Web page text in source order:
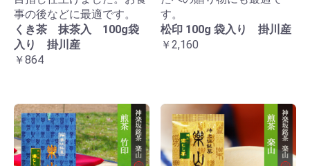
事の後などに最適です。
くき茶 抹茶入 100g袋
入り 掛川産
￥864
す。
松印 100g 袋入り 掛川産
￥2,160